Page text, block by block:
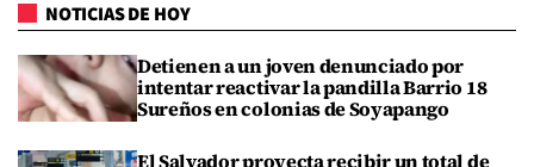
NOTICIAS DE HOY
Detienen a un joven denunciado por
intentar reactivar la pandilla Barrio 18
Sureños en colonias de Soyapango
El Salvador proyecta recibir un total de